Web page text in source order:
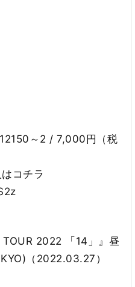
～2 / 7,000円（税
はコチラ
2022 「14」』昼
（2022.03.27）